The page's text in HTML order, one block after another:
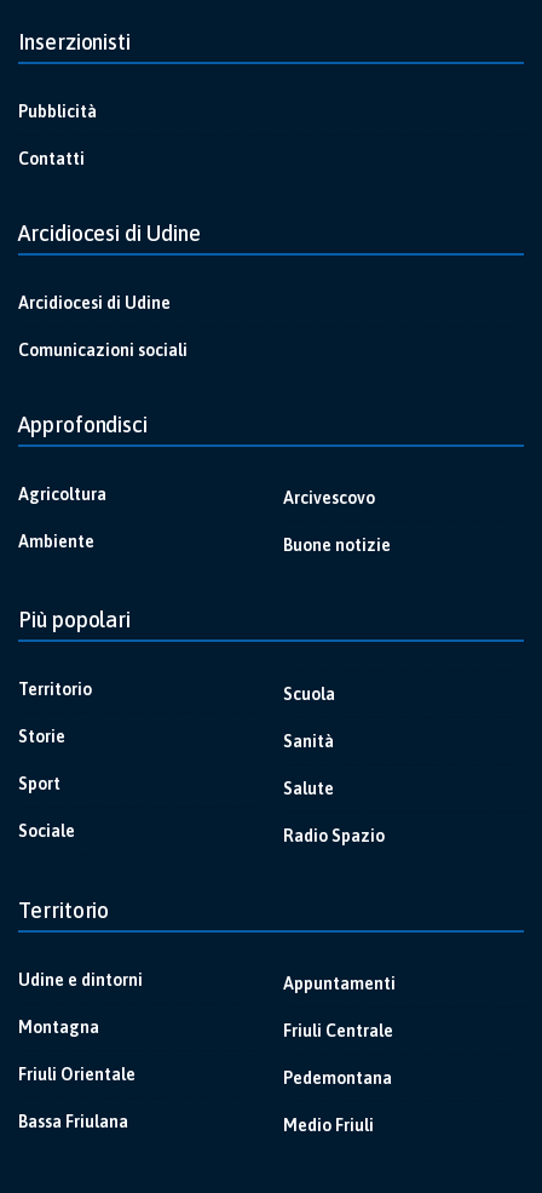
Inserzionisti
Pubblicità
Contatti
Arcidiocesi di Udine
Arcidiocesi di Udine
Comunicazioni sociali
Approfondisci
Agricoltura
Ambiente
Arcivescovo
Buone notizie
Più popolari
Territorio
Storie
Sport
Sociale
Scuola
Sanità
Salute
Radio Spazio
Territorio
Udine e dintorni
Montagna
Friuli Orientale
Bassa Friulana
Appuntamenti
Friuli Centrale
Pedemontana
Medio Friuli